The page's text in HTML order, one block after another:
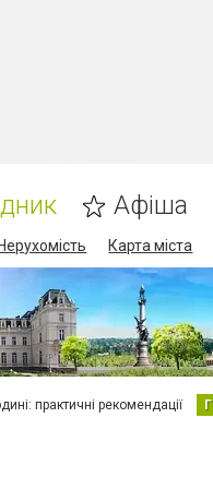
Афіша
Нерухомість Карта міста
практичні рекомендації Г